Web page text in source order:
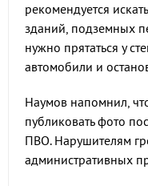
рекомендуется
зданий, подземных
нужно прятаться у
автомобили и
Наумов напомнил,
публиковать фото
ПВО. Нарушителям
административных